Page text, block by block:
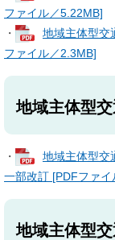
ファイル／5.22MB]
・
地域主体型交
ファイル／2.3MB]
地域主体型
・
地域主体型
一部改訂 [PDFファ
地域主体型